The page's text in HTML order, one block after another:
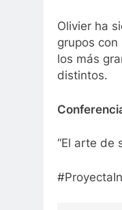
Olivier ha
grupos
los más
distintos.
“El arte de